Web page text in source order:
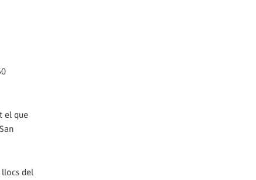
el que
del